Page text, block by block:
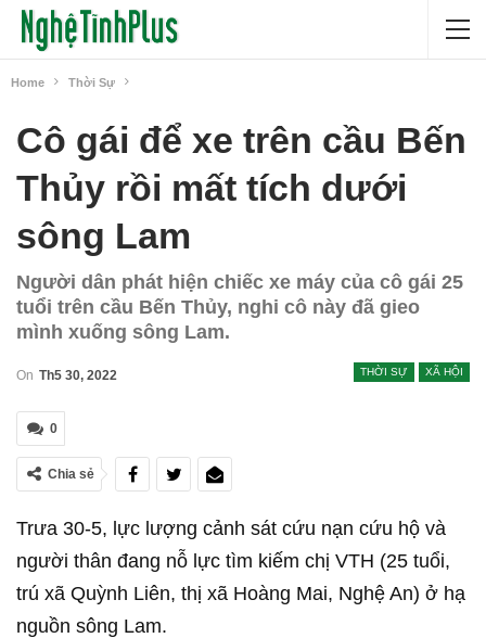
Home Thời Sự
Cô gái để xe trên cầu Bến
Thủy rồi mất tích dưới
sông Lam
Người dân phát hiện chiếc xe máy của cô gái 25
tuổi trên cầu Bến Thủy, nghi cô này đã gieo
mình xuống sông Lam.
THỜI SỰ XÃ HỘI
On Th5 30, 2022
0
Chia sẻ
Trưa 30-5, lực lượng cảnh sát cứu nạn cứu hộ và
người thân đang nỗ lực tìm kiếm chị VTH (25 tuổi,
trú xã Quỳnh Liên, thị xã Hoàng Mai, Nghệ An) ở hạ
nguồn sông Lam.